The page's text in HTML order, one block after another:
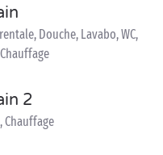
Douche, Lavabo, WC,
2
Chauffage